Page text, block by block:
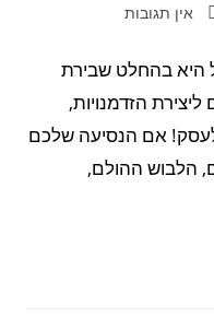
אין תגובות
היא בהחלט שבירת
הזדמנויות,
אם הנסיעה שלכם
הלבוש ההולם,